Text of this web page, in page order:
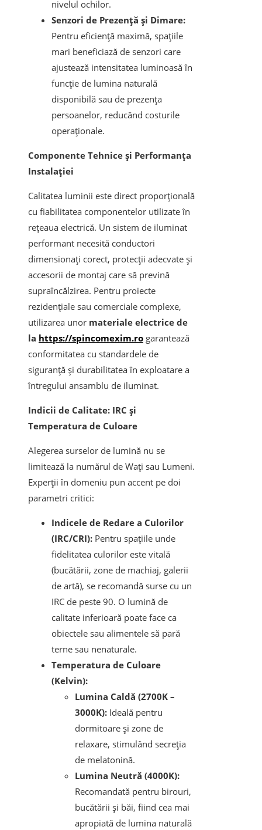
nivelul ochilor.
Senzori de Prezență și Dimare:
Pentru eficiență maximă, spațiile
mari beneficiază de senzori care
ajustează intensitatea luminoasă în
funcție de lumina naturală
disponibilă sau de prezența
persoanelor, reducând costurile
operaționale.
Componente Tehnice și Performanța
Instalației
Calitatea luminii este direct proporțională
cu fiabilitatea componentelor utilizate în
rețeaua electrică. Un sistem de iluminat
performant necesită conductori
dimensionați corect, protecții adecvate și
accesorii de montaj care să prevină
supraîncălzirea. Pentru proiecte
rezidențiale sau comerciale complexe,
utilizarea unor materiale electrice de
la https://spincomexim.ro garantează
conformitatea cu standardele de
siguranță și durabilitatea în exploatare a
întregului ansamblu de iluminat.
Indicii de Calitate: IRC și
Temperatura de Culoare
Alegerea surselor de lumină nu se
limitează la numărul de Wați sau Lumeni.
Experții în domeniu pun accent pe doi
parametri critici:
Indicele de Redare a Culorilor
(IRC/CRI): Pentru spațiile unde
fidelitatea culorilor este vitală
(bucătării, zone de machiaj, galerii
de artă), se recomandă surse cu un
IRC de peste 90. O lumină de
calitate inferioară poate face ca
obiectele sau alimentele să pară
terne sau nenaturale.
Temperatura de Culoare
(Kelvin):
Lumina Caldă (2700K –
3000K): Ideală pentru
dormitoare și zone de
relaxare, stimulând secreția
de melatonină.
Lumina Neutră (4000K):
Recomandată pentru birouri,
bucătării și băi, fiind cea mai
apropiată de lumina naturală